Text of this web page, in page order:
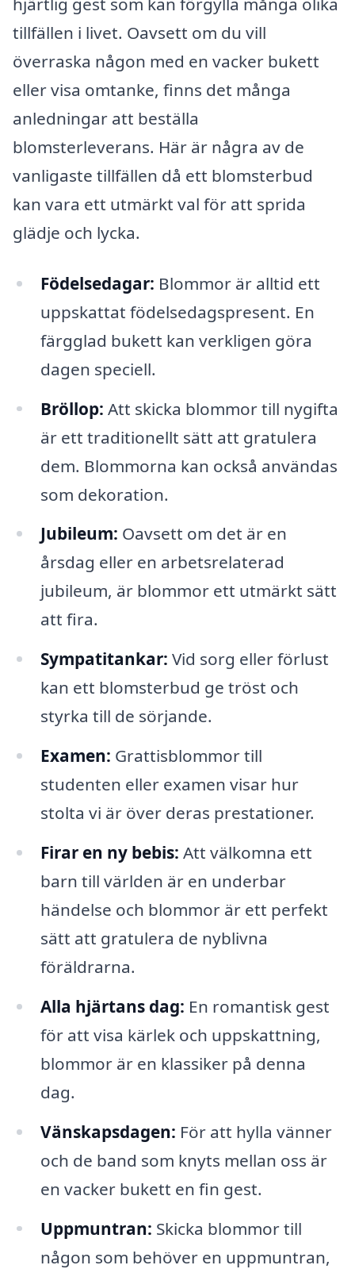
tillfällen i livet. Oavsett om du vill
överraska någon med en vacker bukett
eller visa omtanke, finns det många
anledningar att beställa
blomsterleverans. Här är några av de
vanligaste tillfällen då ett blomsterbud
kan vara ett utmärkt val för att sprida
glädje och lycka.
Födelsedagar: Blommor är alltid ett
uppskattat födelsedagspresent. En
färgglad bukett kan verkligen göra
dagen speciell.
Bröllop: Att skicka blommor till nygifta
är ett traditionellt sätt att gratulera
dem. Blommorna kan också användas
som dekoration.
Jubileum: Oavsett om det är en
årsdag eller en arbetsrelaterad
jubileum, är blommor ett utmärkt sätt
att fira.
Sympatitankar: Vid sorg eller förlust
kan ett blomsterbud ge tröst och
styrka till de sörjande.
Examen: Grattisblommor till
studenten eller examen visar hur
stolta vi är över deras prestationer.
Firar en ny bebis: Att välkomna ett
barn till världen är en underbar
händelse och blommor är ett perfekt
sätt att gratulera de nyblivna
föräldrarna.
Alla hjärtans dag: En romantisk gest
för att visa kärlek och uppskattning,
blommor är en klassiker på denna
dag.
Vänskapsdagen: För att hylla vänner
och de band som knyts mellan oss är
en vacker bukett en fin gest.
Uppmuntran: Skicka blommor till
någon som behöver en uppmuntran,